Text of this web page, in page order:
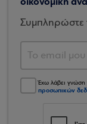
Συμπληρώστε
Έχω λάβει γνώση
προσωπικών